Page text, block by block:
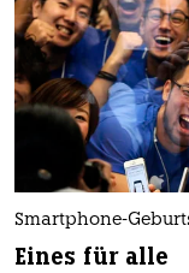
Smartphone-
Eines für alle